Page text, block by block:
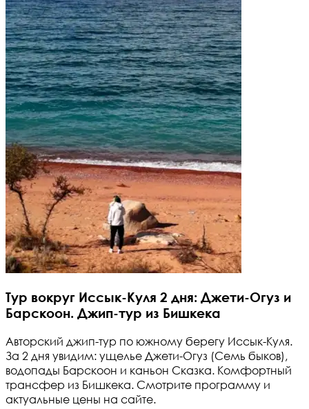
Тур вокруг Иссык-Куля 2 дня: Джети-Огуз и
Барскоон. Джип-тур из Бишкека
Авторский джип-тур по южному берегу Иссык-Куля.
За 2 дня увидим: ущелье Джети-Огуз (Семь быков),
водопады Барскоон и каньон Сказка. Комфортный
трансфер из Бишкека. Смотрите программу и
актуальные цены на сайте.